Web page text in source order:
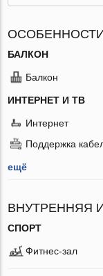
БАЛКОН
Балкон
ИНТЕРНЕТ И ТВ
Интернет
Поддержка
ещё
ВНУТРЕННЯЯ
СПОРТ
Фитнес-зал